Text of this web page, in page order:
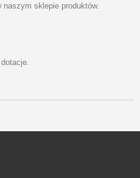
sklepie produktów.